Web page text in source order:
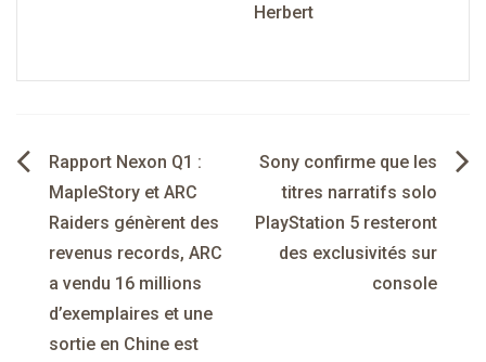
Herbert
Navigation
de
l’article
Rapport Nexon Q1 :
MapleStory et ARC
Raiders génèrent des
revenus records, ARC
a vendu 16 millions
d’exemplaires et une
sortie en Chine est
Sony confirme que les
titres narratifs solo
PlayStation 5 resteront
des exclusivités sur
console